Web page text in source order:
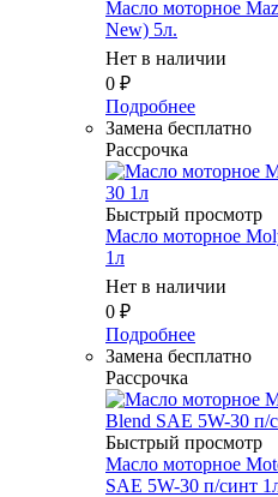
Масло мотоpное
New) 5л.
Нет в наличии
0 ₽
Подробнее
Замена бесплатно
Рассрочка
Быстрый просмотр
Масло мотоpное
1л
Нет в наличии
0 ₽
Подробнее
Замена бесплатно
Рассрочка
Быстрый просмотр
Масло мотоpное
SAE 5W-30 п/синт